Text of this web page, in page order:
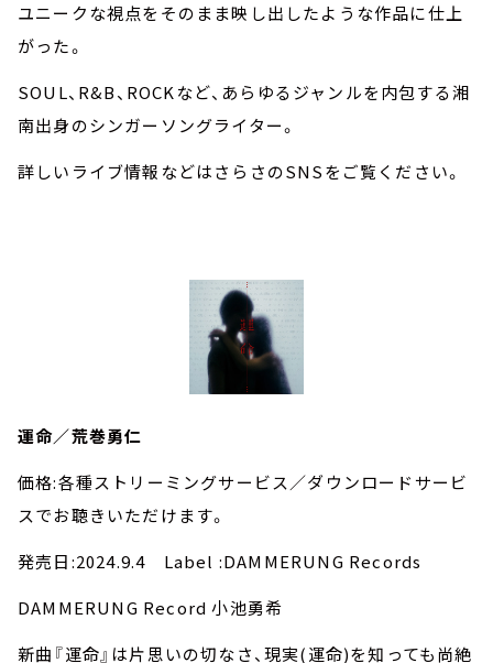
ユニークな視点をそのまま映し出したような作品に仕上
がった。
SOUL、R&B、ROCKなど、あらゆるジャンルを内包する湘
南出身のシンガーソングライター。
詳しいライブ情報などはさらさのSNSをご覧ください。
運命／荒巻勇仁
価格:各種ストリーミングサービス／ダウンロードサービ
スでお聴きいただけます。
発売日:2024.9.4 Label :DAMMERUNG Records
DAMMERUNG Record 小池勇希
新曲『運命』は片思いの切なさ、現実(運命)を知っても尚絶